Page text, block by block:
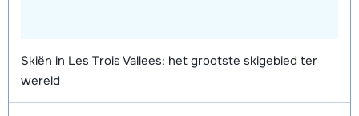
Skiën in Les Trois Vallees: het grootste skigebied ter
wereld